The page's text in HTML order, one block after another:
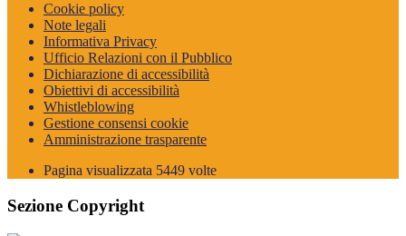
Cookie policy
Note legali
Informativa Privacy
Ufficio Relazioni con il Pubblico
Dichiarazione di accessibilità
Obiettivi di accessibilità
Whistleblowing
Gestione consensi cookie
Amministrazione trasparente
Pagina visualizzata 5449 volte
Sezione Copyright